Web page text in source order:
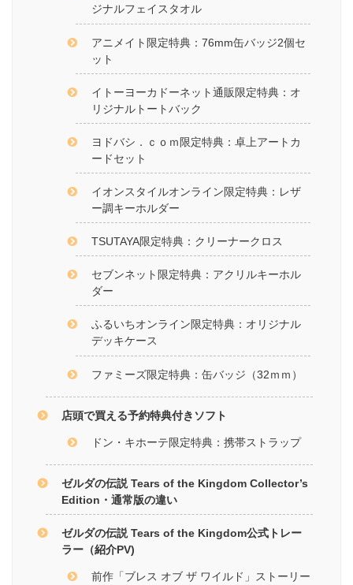
ジナルフェイスタオル
アニメイト限定特典：76mm缶バッジ2個セ
ット
イトーヨーカドーネット通販限定特典：オ
リジナルトートバック
ヨドバシ．ｃｏｍ限定特典：卓上アートカ
ードセット
イオンスタイルオンライン限定特典：レザ
ー調キーホルダー
TSUTAYA限定特典：クリーナークロス
セブンネット限定特典：アクリルキーホル
ダー
ふるいちオンライン限定特典：オリジナル
デッキケース
ファミーズ限定特典：缶バッジ（32ｍｍ）
店頭で買える予約特典付きソフト
ドン・キホーテ限定特典：携帯ストラップ
ゼルダの伝説 Tears of the Kingdom Collector’s
Edition・通常版の違い
ゼルダの伝説 Tears of the Kingdom公式トレー
ラー（紹介PV)
前作「ブレス オブ ザ ワイルド」ストーリー